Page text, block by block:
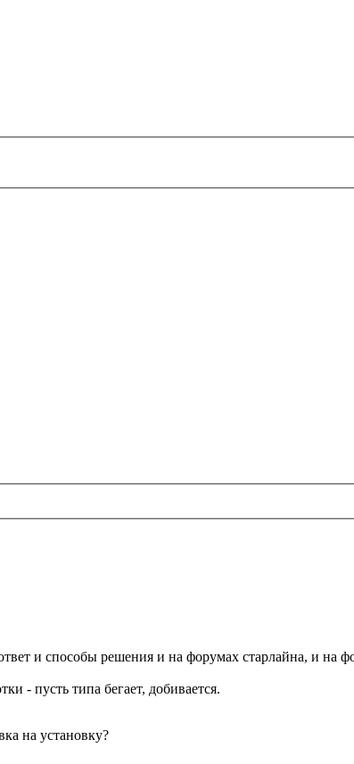
и способы решения и на форумах старлайна, и на
- пусть типа бегает, добивается.
на установку?